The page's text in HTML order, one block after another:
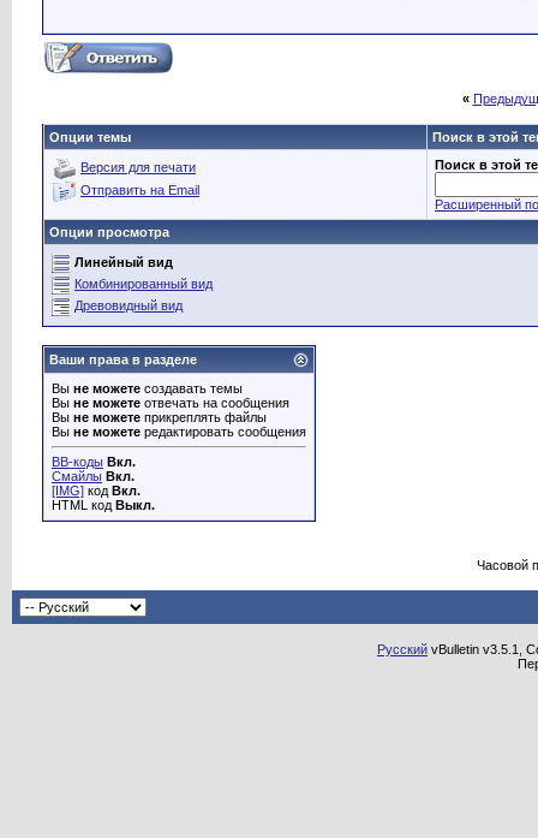
«
Опции темы Поиск в этой
Версия для печати
Отправить на Email
Поиск в этой
Расширенный
Опции просмотра
Линейный вид
Комбинированный вид
Древовидный вид
Ваши права в разделе
Вы не можете создавать темы
Вы не можете отвечать на сообщения
Вы не можете прикреплять файлы
Вы не можете редактировать сообщения
BB-коды Вкл.
Смайлы Вкл.
[IMG] код Вкл.
HTML код Выкл.
Часовой
Русский vBulletin v3.5.1,